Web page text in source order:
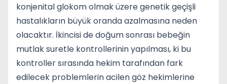
konjenital glokom olmak üzere genetik geçişli
hastalıkların büyük oranda azalmasına neden
olacaktır. İkincisi de doğum sonrası bebeğin
mutlak suretle kontrollerinin yapılması, ki bu
kontroller sırasında hekim tarafından fark
edilecek problemlerin acilen göz hekimlerine